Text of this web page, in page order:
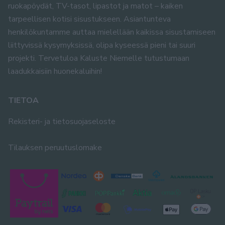
ruokapöydät, TV-tasot, lipastot ja matot – kaiken
tarpeellisen kotisi sisustukseen. Asiantunteva
henkilökuntamme auttaa mielellään kaikissa sisustamiseen
liittyvissä kysymyksissä, olipa kyseessä pieni tai suuri
projekti. Tervetuloa Kaluste Niemelle tutustumaan
laadukkaisiin huonekaluihin!
TIETOA
Rekisteri- ja tietosuojaseloste
Tilauksen peruutuslomake